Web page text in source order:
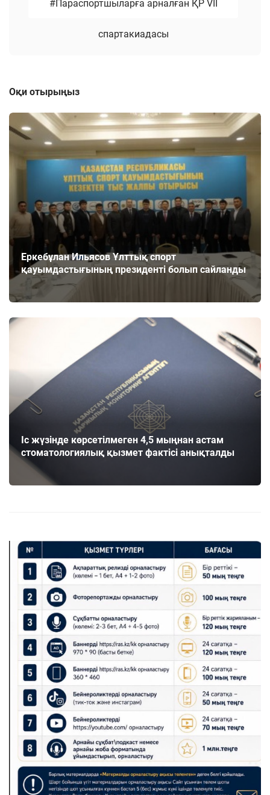
#Параспортшыларға арналған ҚР VII
cпартакиадасы
Оқи отырыңыз
Еркебұлан Ильясов Ұлттық спорт
қауымдастығының президенті болып сайланды
Іс жүзінде көрсетілмеген 4,5 мыңнан астам
стоматологиялық қызмет фактісі анықталды